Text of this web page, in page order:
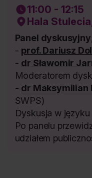
11:00 - 12:15
Hala
Panel dyskusyjny
- prof. Dariusz
- dr Sławomir
Moderatorem
- dr Maksymilian
SWPS)
Dyskusja w języku
Po panelu
udziałem